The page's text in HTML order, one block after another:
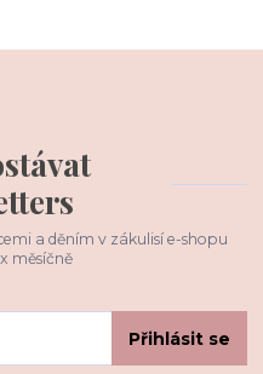
a děním v zákulisí e-shopu
měsíčně
Přihlásit se